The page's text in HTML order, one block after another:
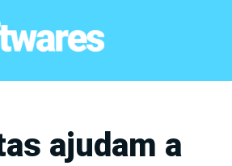
ajudam a